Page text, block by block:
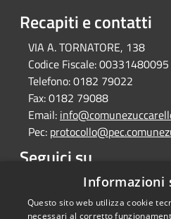
Recapiti e contatti
VIA A. TORNATORE, 138
Codice Fiscale:00331480095
Telefono:0182 79022
Fax:0182 79088
Email:
Pec:
Seguici su
FacebookInformazioni
Questo sito web utilizza cookie
necessari al corretto